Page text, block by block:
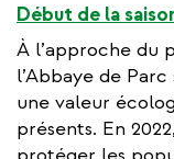
Début de la
À l’approche du
l’Abbaye de
une valeur
présents. En